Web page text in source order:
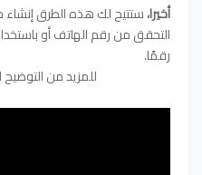
أخيرا،
التحقق من رقم الهاتف أو
رقمًا.
للمزيد من